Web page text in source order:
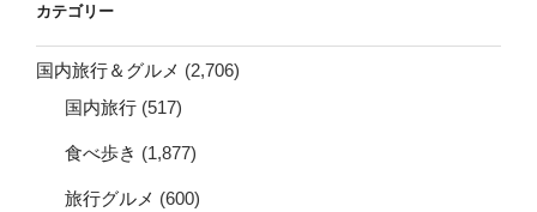
ブ
カテゴリー
国内旅行＆グルメ (2,706)
国内旅行 (517)
食べ歩き (1,877)
旅行グルメ (600)